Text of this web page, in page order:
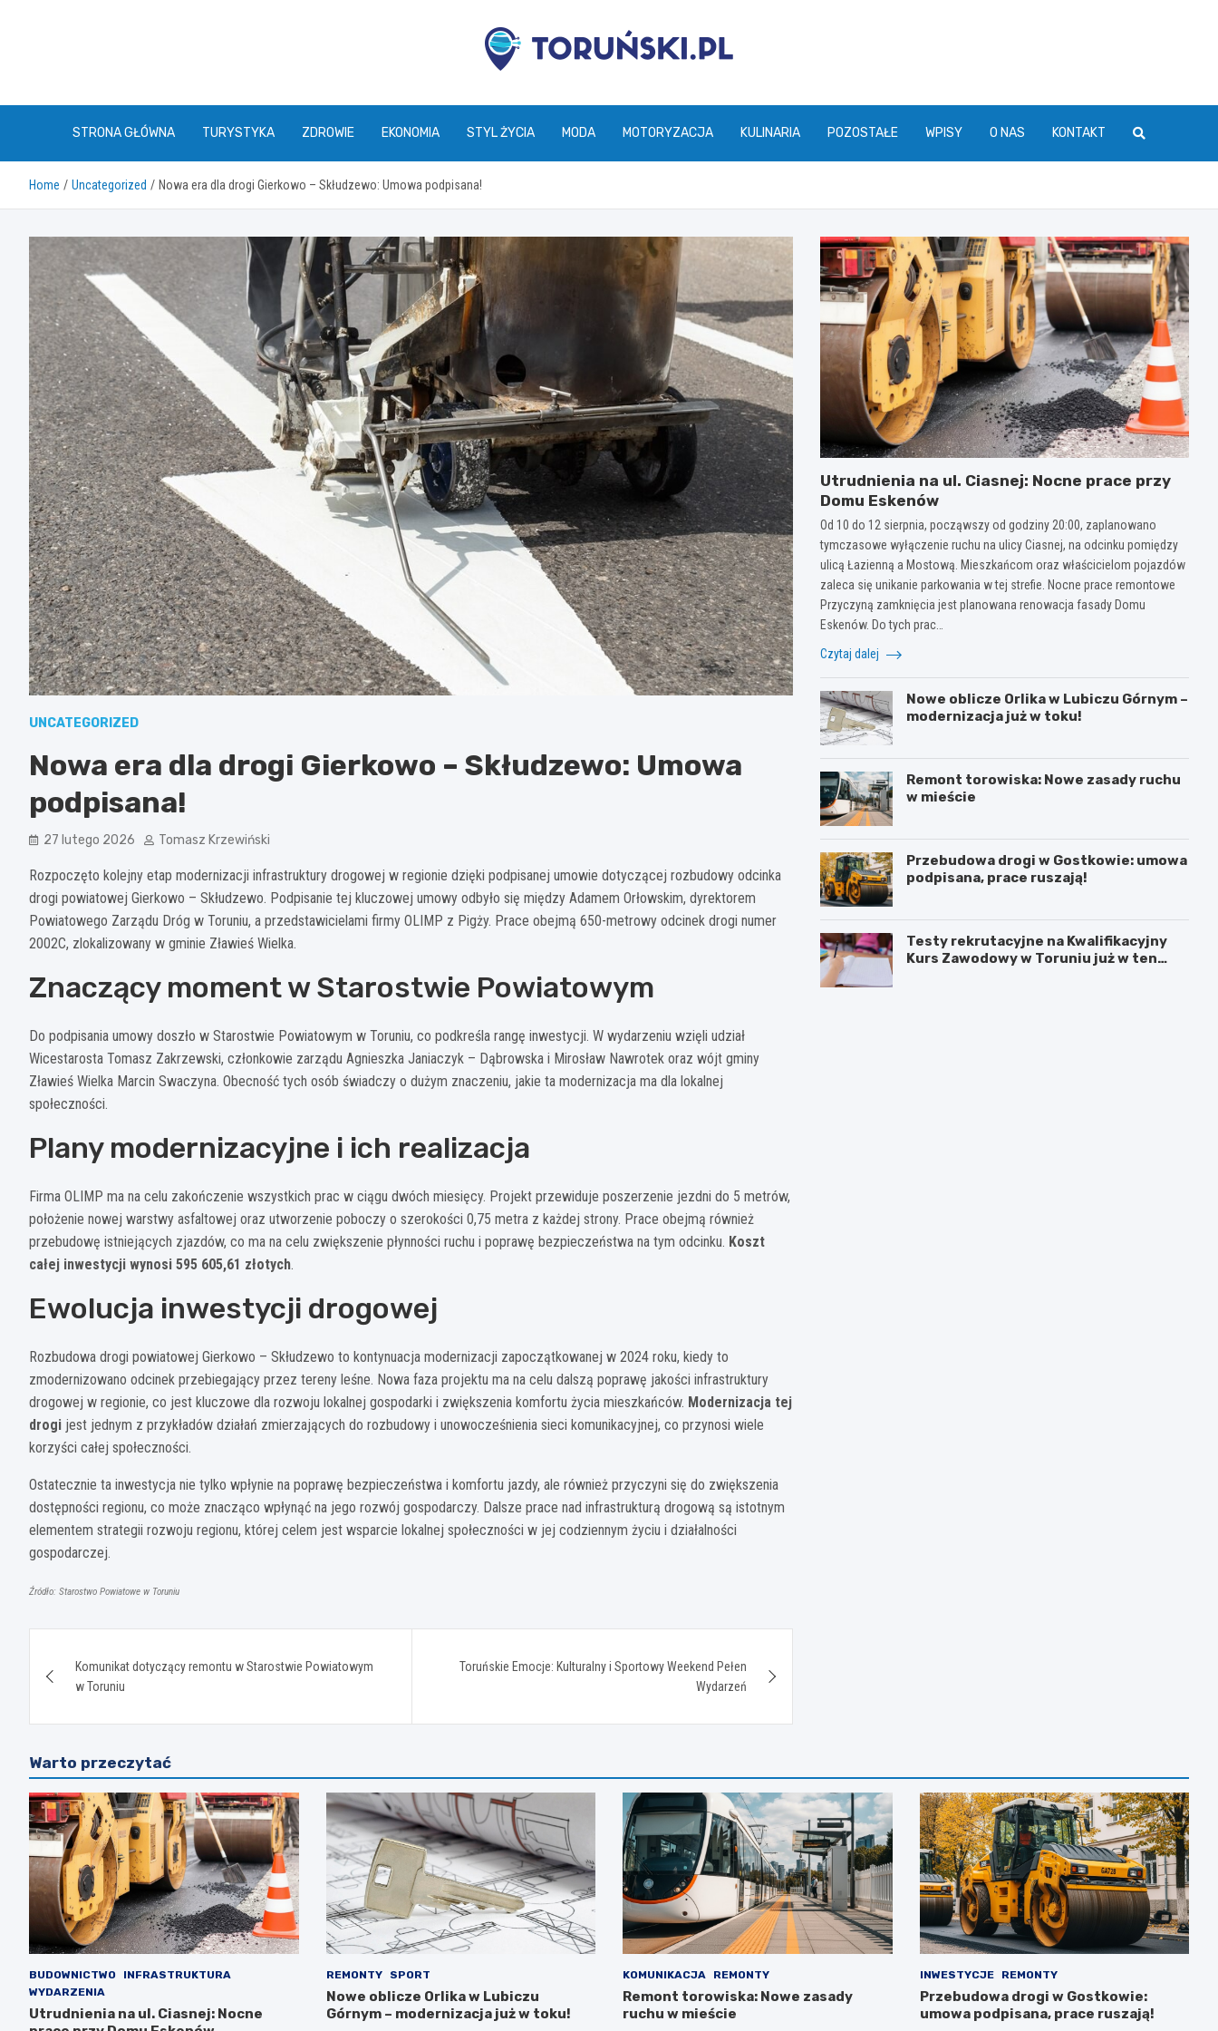
torunski.pl
STRONA GŁÓWNA TURYSTYKA ZDROWIE EKONOMIA STYL ŻYCIA MODA MOTORYZACJA KULINARIA POZOSTAŁE WPISY O NAS KONTAKT
Home Uncategorized Nowa era dla drogi Gierkowo – Skłudzewo: Umowa podpisana!
UNCATEGORIZED
Nowa era dla drogi Gierkowo – Skłudzewo: Umowa
podpisana!
27 lutego 2026 Tomasz Krzewiński
Rozpoczęto kolejny etap modernizacji infrastruktury drogowej w regionie dzięki podpisanej umowie dotyczącej rozbudowy odcinka
drogi powiatowej Gierkowo – Skłudzewo. Podpisanie tej kluczowej umowy odbyło się między Adamem Orłowskim, dyrektorem
Powiatowego Zarządu Dróg w Toruniu, a przedstawicielami firmy OLIMP z Pigży. Prace obejmą 650-metrowy odcinek drogi numer
2002C, zlokalizowany w gminie Zławieś Wielka.
Znaczący moment w Starostwie Powiatowym
Do podpisania umowy doszło w Starostwie Powiatowym w Toruniu, co podkreśla rangę inwestycji. W wydarzeniu wzięli udział
Wicestarosta Tomasz Zakrzewski, członkowie zarządu Agnieszka Janiaczyk – Dąbrowska i Mirosław Nawrotek oraz wójt gminy
Zławieś Wielka Marcin Swaczyna. Obecność tych osób świadczy o dużym znaczeniu, jakie ta modernizacja ma dla lokalnej
społeczności.
Plany modernizacyjne i ich realizacja
Firma OLIMP ma na celu zakończenie wszystkich prac w ciągu dwóch miesięcy. Projekt przewiduje poszerzenie jezdni do 5 metrów,
położenie nowej warstwy asfaltowej oraz utworzenie poboczy o szerokości 0,75 metra z każdej strony. Prace obejmą również
przebudowę istniejących zjazdów, co ma na celu zwiększenie płynności ruchu i poprawę bezpieczeństwa na tym odcinku. Koszt
całej inwestycji wynosi 595 605,61 złotych.
Ewolucja inwestycji drogowej
Rozbudowa drogi powiatowej Gierkowo – Skłudzewo to kontynuacja modernizacji zapoczątkowanej w 2024 roku, kiedy to
zmodernizowano odcinek przebiegający przez tereny leśne. Nowa faza projektu ma na celu dalszą poprawę jakości infrastruktury
drogowej w regionie, co jest kluczowe dla rozwoju lokalnej gospodarki i zwiększenia komfortu życia mieszkańców. Modernizacja tej
drogi jest jednym z przykładów działań zmierzających do rozbudowy i unowocześnienia sieci komunikacyjnej, co przynosi wiele
korzyści całej społeczności.
Ostatecznie ta inwestycja nie tylko wpłynie na poprawę bezpieczeństwa i komfortu jazdy, ale również przyczyni się do zwiększenia
dostępności regionu, co może znacząco wpłynąć na jego rozwój gospodarczy. Dalsze prace nad infrastrukturą drogową są istotnym
elementem strategii rozwoju regionu, której celem jest wsparcie lokalnej społeczności w jej codziennym życiu i działalności
gospodarczej.
Źródło: Starostwo Powiatowe w Toruniu
wpisuKomunikat dotyczący remontu w Starostwie Powiatowym
w Toruniu
Toruńskie Emocje: Kulturalny i Sportowy Weekend Pełen
Wydarzeń
Utrudnienia na ul. Ciasnej: Nocne prace przy
Domu Eskenów
Od 10 do 12 sierpnia, począwszy od godziny 20:00, zaplanowano
tymczasowe wyłączenie ruchu na ulicy Ciasnej, na odcinku pomiędzy
ulicą Łazienną a Mostową. Mieszkańcom oraz właścicielom pojazdów
zaleca się unikanie parkowania w tej strefie. Nocne prace remontowe
Przyczyną zamknięcia jest planowana renowacja fasady Domu
Eskenów. Do tych prac…
Czytaj dalej
Nowe oblicze Orlika w Lubiczu Górnym –
modernizacja już w toku!
Remont torowiska: Nowe zasady ruchu
w mieście
Przebudowa drogi w Gostkowie: umowa
podpisana, prace ruszają!
Testy rekrutacyjne na Kwalifikacyjny
Kurs Zawodowy w Toruniu już w ten
Warto przeczytać
BUDOWNICTWO
INFRASTRUKTURA
WYDARZENIA
Utrudnienia na ul. Ciasnej: Nocne
REMONTY SPORT
Nowe oblicze Orlika w Lubiczu
Górnym – modernizacja już w toku!
KOMUNIKACJA REMONTY
Remont torowiska: Nowe zasady
ruchu w mieście
INWESTYCJE REMONTY
Przebudowa drogi w Gostkowie:
umowa podpisana, prace ruszają!